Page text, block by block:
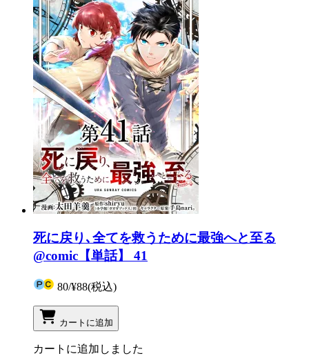
死に戻り､全てを救うために最強へと至る
@comic【単話】 41
80/¥88(税込)
カートに追加
カートに追加しました